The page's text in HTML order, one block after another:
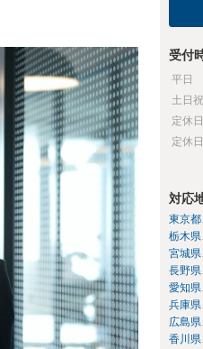
受付
平日
土日
定休日
定休
対応
東京都
栃木県
宮城県
長野県
愛知県
兵庫県
広島県
香川県